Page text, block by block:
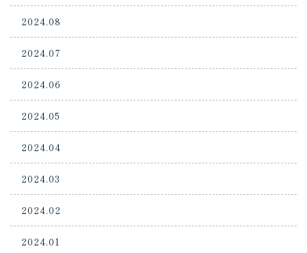
2024.08
2024.07
2024.06
2024.05
2024.04
2024.03
2024.02
2024.01